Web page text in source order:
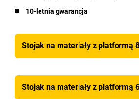
10-letnia gwarancja
Stojak na materiały z platformą
Stojak na materiały z platformą